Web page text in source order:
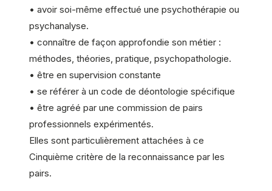
• avoir soi-même effectué une psychothérapie ou
psychanalyse.
• connaître de façon approfondie son métier :
méthodes, théories, pratique, psychopathologie.
• être en supervision constante
• se référer à un code de déontologie spécifique
• être agréé par une commission de pairs
professionnels expérimentés.
Elles sont particulièrement attachées à ce
Cinquième critère de la reconnaissance par les
pairs.